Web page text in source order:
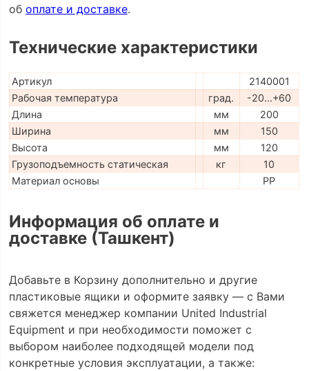
об оплате и доставке.
Технические характеристики
Артикул
2140001
Рабочая температура
град.
-20…+60
Длина
мм
200
Ширина
мм
150
Высота
мм
120
Грузоподъемность статическая
кг
10
Материал основы
PP
Информация об оплате и
доставке (Ташкент)
Добавьте в Корзину дополнительно и другие
пластиковые ящики и оформите заявку — с Вами
свяжется менеджер компании United Industrial
Equipment и при необходимости поможет с
выбором наиболее подходящей модели под
конкретные условия эксплуатации, а также: